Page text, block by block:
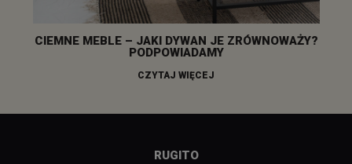
CIEMNE MEBLE – JAKI DYWAN JE ZRÓWNOWAŻY?
PODPOWIADAMY
CZYTAJ WIĘCEJ
RUGITO